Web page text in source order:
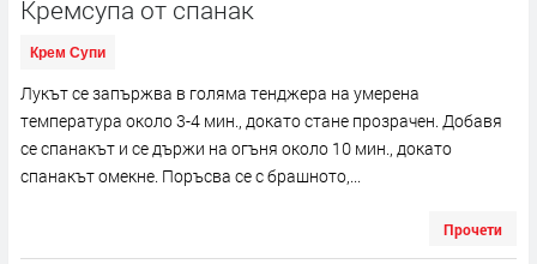
Кремсупа от спанак
Крем Супи
Лукът се запържва в голяма тенджера на умерена
температура около 3-4 мин., докато стане прозрачен. Добавя
се спанакът и се държи на огъня около 10 мин., докато
спанакът омекне. Поръсва се с брашното,...
Прочети